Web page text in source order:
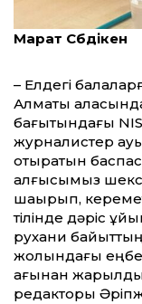
Марат Сәбдікен
– Елдегі
Алматы
бағытындағы
журналистер
отыратын
алғысымыз
шақырып,
тілінде дәріс
рухани
жолындағы
ағынан
редакторы